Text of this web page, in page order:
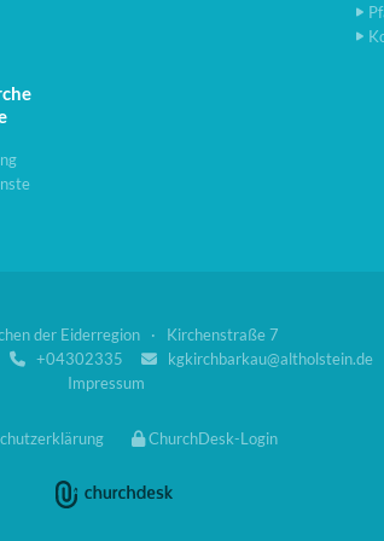
der Eiderregion · Kirchenstraße 7
+04302335 kgkirchbarkau@altholstein.de
Impressum
ChurchDesk-Login